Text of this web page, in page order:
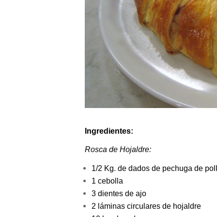
Ingredientes:
Rosca de Hojaldre:
1/2 Kg. de dados de pechuga de
1 cebolla
3 dientes de ajo
2 láminas circulares de hojaldre